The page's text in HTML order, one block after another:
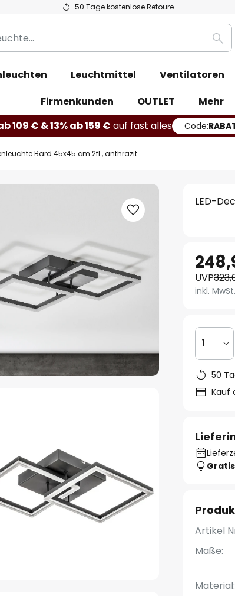
50 Tage kostenlose Retoure
Leuchtmittel Ventilatoren
Firmenkunden
OUTLET
Mehr
109 € & 13% ab 159 € auf fast alles Code:
Bard 45x45 cm 2fl., anthrazit
LED-
UVP
inkl. MwSt.
1
50
Kauf
Artikel
Maße:
Material: